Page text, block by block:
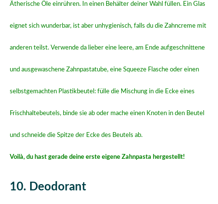
Ätherische Öle einrühren. In einen Behälter deiner Wahl füllen. Ein Glas
eignet sich wunderbar, ist aber unhygienisch, falls du die Zahncreme mit
anderen teilst. Verwende da lieber eine leere, am Ende aufgeschnittene
und ausgewaschene Zahnpastatube, eine Squeeze Flasche oder einen
selbstgemachten Plastikbeutel: fülle die Mischung in die Ecke eines
Frischhaltebeutels, binde sie ab oder mache einen Knoten in den Beutel
und schneide die Spitze der Ecke des Beutels ab.
Voilà, du hast gerade deine erste eigene Zahnpasta hergestellt!
10. Deodorant